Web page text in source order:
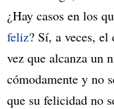
¿Hay casos en los
feliz? Sí, a veces,
vez que alcanza un
cómodamente y no
que su felicidad no